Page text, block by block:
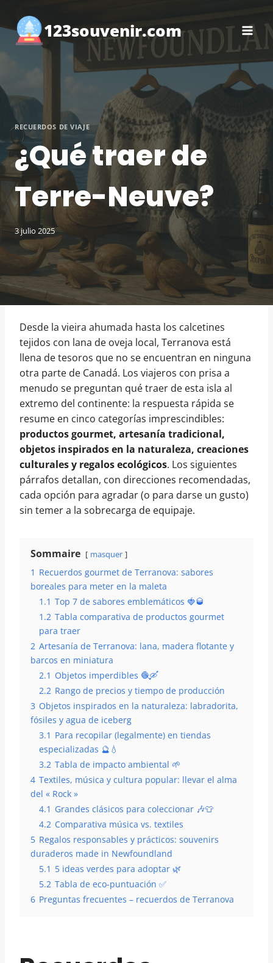
contenido 123souvenir.com
RECUERDOS DE VIAJE
¿Qué traer de
Terre-Neuve?
3 julio 2025
Desde la vieira ahumada hasta los calcetines
tejidos con lana de oveja local, Terranova está
llena de tesoros que no se encuentran en ninguna
otra parte de Canadá. Los viajeros con prisa a
menudo se preguntan qué traer de esta isla al
extremo del continente: la respuesta rápida se
resume en cinco categorías imprescindibles:
productos gourmet, artesanía tradicional,
objetos inspirados en la naturaleza, creaciones
culturales y regalos ecológicos. Los siguientes
párrafos detallan, con direcciones recomendadas,
cada opción para agradar (o para darse un gusto)
sin temer a la sobrecarga de equipaje.
Sommaire masquer
1 Recuerdos gourmet de Terranova: sabores
boreales para meter en la maleta
1.1 Top 7 de sabores emblemáticos 🍓🥃
1.2 Tabla comparativa de productos gourmet
para traer
2 Artesanía de Terranova: lana, madera flotante y
barcos en miniatura
2.1 Objetos imperdibles 🧶🛶
2.2 Rango de precios y tiempo de producción
3 Objetos inspirados en la naturaleza: labradorita,
fósiles y agua de iceberg
3.1 Para recopilar (legalmente) en tiendas
especializadas 🔮💧
3.2 Tabla de impacto ambiental 🌱
4 Textiles, música y cultura popular: llevar el alma
del « Rock »
4.1 Grandes clásicos para coleccionar 🎶👕
4.2 Comparativa música vs. textiles
5 Regalos responsables y prácticos: souvenirs
duraderos made in Newfoundland
5.1 5 ideas verdes para adoptar 🌿
5.2 Tabla de eco-puntuación ✅
6 Preguntas frecuentes – recuerdos de Terranova